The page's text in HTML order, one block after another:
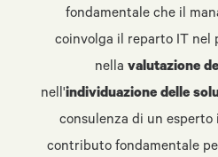
fondamentale che il
coinvolga il reparto IT nel
nella valutazione
nell'individuazione delle
consulenza di un
contributo fondamentale